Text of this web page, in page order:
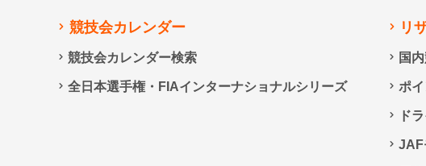
競技会カレンダー
競技会カレンダー検索
全日本選手権・FIAインターナショナルシリーズ
リ
国
ポ
ド
JAF